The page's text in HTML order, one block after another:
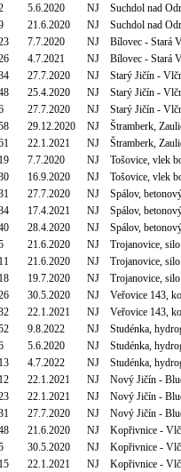
5.6.2020 NJ
Suchdol nad
21.6.2020 NJ
Suchdol nad
7.7.2020 NJ
Bílovec - Stará
4.7.2021 NJ
Bílovec - Stará
27.7.2020 NJ
Starý Jičín -
25.4.2020 NJ
Starý Jičín -
27.7.2020 NJ
Starý Jičín -
29.12.2020 NJ
Štramberk,
22.1.2021 NJ
Štramberk,
19 7.7.2020 NJ
Tošovice, vlek
16.9.2020 NJ
Tošovice, vlek
27.7.2020 NJ
Spálov,
17.4.2021 NJ
Spálov,
28.4.2020 NJ
Spálov,
21.6.2020 NJ
Trojanovice,
11 21.6.2020 NJ
Trojanovice,
18 19.7.2020 NJ
Trojanovice,
30.5.2020 NJ
Veřovice 143,
22.1.2021 NJ
Veřovice 143,
9.8.2022 NJ
Studénka,
5.6.2020 NJ
Studénka,
13 4.7.2022 NJ
Studénka,
12 22.1.2021 NJ
Nový Jičín -
22.1.2021 NJ
Nový Jičín -
27.7.2020 NJ
Nový Jičín -
21.6.2020 NJ
Kopřivnice -
30.5.2020 NJ
Kopřivnice -
15 22.1.2021 NJ
Kopřivnice -